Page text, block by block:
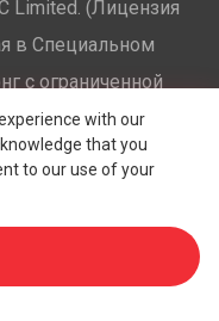
with our
that you
to our use of your
Limited. (Лицензия
в Специальном
с ограниченной
сети One IBC
лиц,
("
защищены.